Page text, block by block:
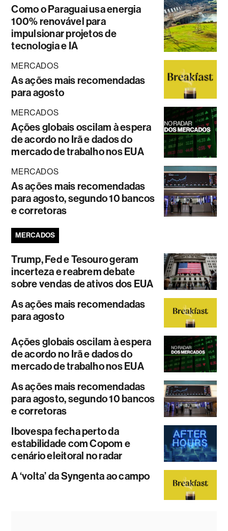
Como o Paraguai usa energia
100% renovável para
impulsionar projetos de
tecnologia e IA
MERCADOS
As ações mais recomendadas
para agosto
MERCADOS
Ações globais oscilam à espera
de acordo no Irã e dados do
mercado de trabalho nos EUA
MERCADOS
As ações mais recomendadas
para agosto, segundo 10 bancos
e corretoras
MERCADOS
Trump, Fed e Tesouro geram
incerteza e reabrem debate
sobre vendas de ativos dos EUA
As ações mais recomendadas
para agosto
Ações globais oscilam à espera
de acordo no Irã e dados do
mercado de trabalho nos EUA
As ações mais recomendadas
para agosto, segundo 10 bancos
e corretoras
Ibovespa fecha perto da
estabilidade com Copom e
cenário eleitoral no radar
A ‘volta’ da Syngenta ao campo